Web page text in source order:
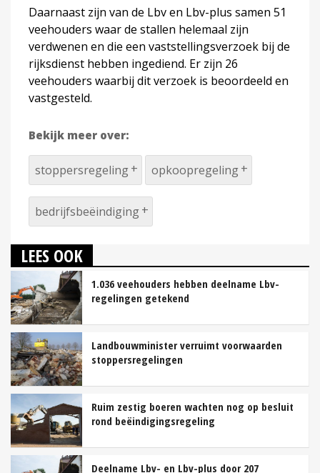
Daarnaast zijn van de Lbv en Lbv-plus samen 51
veehouders waar de stallen helemaal zijn
verdwenen en die een vaststellingsverzoek bij de
rijksdienst hebben ingediend. Er zijn 26
veehouders waarbij dit verzoek is beoordeeld en
vastgesteld.
Bekijk meer over:
stoppersregeling opkoopregeling
bedrijfsbeëindiging
LEES OOK
1.036 veehouders hebben deelname Lbv-
regelingen getekend
Landbouwminister verruimt voorwaarden
stoppersregelingen
Ruim zestig boeren wachten nog op besluit
rond beëindigingsregeling
Deelname Lbv- en Lbv-plus door 207